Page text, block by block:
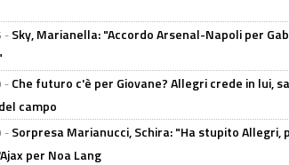
- Sky, Marianella: "Accordo Arsenal-Napoli per
- Che futuro c'è per Giovane? Allegri crede in lui,
campo
- Sorpresa Marianucci, Schira: "Ha stupito Allegri,
per Noa Lang